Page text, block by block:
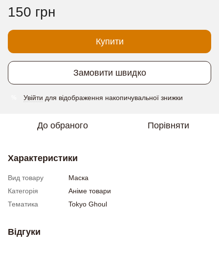
150 грн
Купити
Замовити швидко
Увійти для відображення накопичувальної знижки
До обраного Порівняти
Характеристики
Вид товару
Маска
Категорія
Аніме товари
Тематика
Tokyo Ghoul
Відгуки